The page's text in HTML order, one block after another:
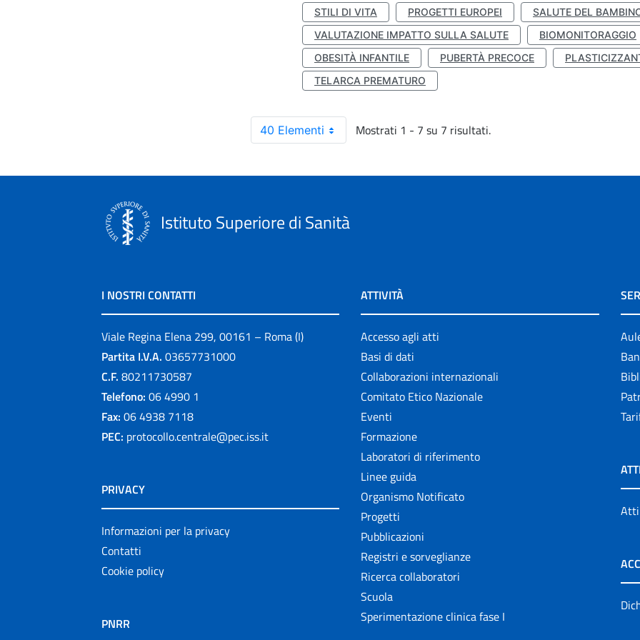
STILI DI VITA
PROGETTI EUROPEI SALUTE DEL
VALUTAZIONE IMPATTO SULLA SALUTE
BIOMONITORAGGIO
OBESITÀ INFANTILE
PUBERTÀ PRECOCE
TELARCA PREMATURO
40 Elementi Mostrati 1 - 7 su 7 risultati.
Istituto Superiore di Sanità
I NOSTRI CONTATTI
Viale Regina Elena 299, 00161 – Roma (I)
Partita I.V.A. 03657731000
C.F. 80211730587
Telefono: 06 4990 1
Fax: 06 4938 7118
PEC: protocollo.centrale@pec.iss.it
PRIVACY
Informazioni per la privacy
Contatti
Cookie policy
PNRR
ATTIVITÀ
Accesso agli atti
Basi di dati
Collaborazioni internazionali
Comitato Etico Nazionale
Eventi
Formazione
Laboratori di riferimento
Linee guida
Organismo Notificato
Progetti
Pubblicazioni
Registri e sorveglianze
Ricerca collaboratori
Scuola
Sperimentazione clinica fase I
Atti